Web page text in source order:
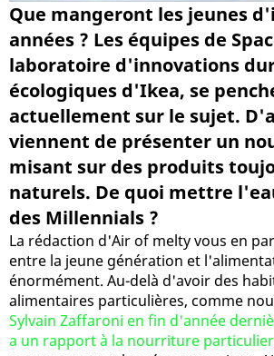
Que mangeront les jeunes
années ? Les équipes de
laboratoire d'innovations
écologiques d'Ikea, se
actuellement sur le sujet.
viennent de présenter un
misant sur des produits
naturels. De quoi mettre
des Millennials ?
La rédaction d'Air of melty vous en
entre la jeune génération et
énormément. Au-delà d'avoir des
alimentaires particulières, comme
Sylvain Zaffaroni en fin d'année
a un rapport à la nourriture particulier